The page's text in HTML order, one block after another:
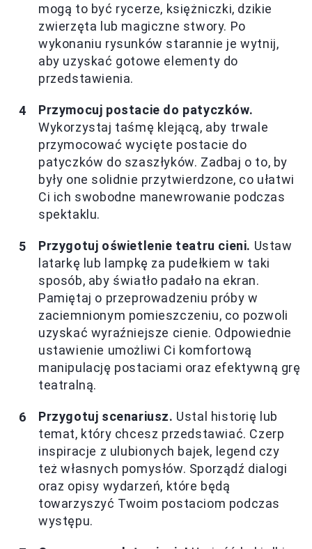
mogą to być rycerze, księżniczki, dzikie
zwierzęta lub magiczne stwory. Po
wykonaniu rysunków starannie je wytnij,
aby uzyskać gotowe elementy do
przedstawienia.
Przymocuj postacie do patyczków.
Wykorzystaj taśmę klejącą, aby trwale
przymocować wycięte postacie do
patyczków do szaszłyków. Zadbaj o to, by
były one solidnie przytwierdzone, co ułatwi
Ci ich swobodne manewrowanie podczas
spektaklu.
Przygotuj oświetlenie teatru cieni. Ustaw
latarkę lub lampkę za pudełkiem w taki
sposób, aby światło padało na ekran.
Pamiętaj o przeprowadzeniu próby w
zaciemnionym pomieszczeniu, co pozwoli
uzyskać wyraźniejsze cienie. Odpowiednie
ustawienie umożliwi Ci komfortową
manipulację postaciami oraz efektywną grę
teatralną.
Przygotuj scenariusz. Ustal historię lub
temat, który chcesz przedstawiać. Czerp
inspiracje z ulubionych bajek, legend czy
też własnych pomysłów. Sporządź dialogi
oraz opisy wydarzeń, które będą
towarzyszyć Twoim postaciom podczas
występu.